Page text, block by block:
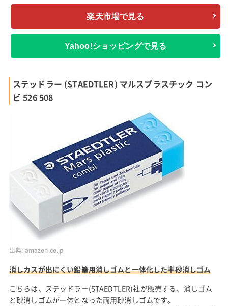
楽天市場で見る
Yahoo!ショッピングで見る
ステッドラー (STAEDTLER) マルスプラスチック コン
ビ 526 508
出典: amazon.co.jp
消しカスが出にくい鉛筆用消しゴムと一体化した半砂消しゴム
こちらは、ステッドラー(STAEDTLER)社が販売する、消しゴム
と砂消しゴムが一体となった両用砂消しゴムです。